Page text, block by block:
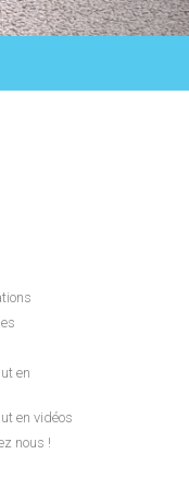
en
en vidéos
nous !